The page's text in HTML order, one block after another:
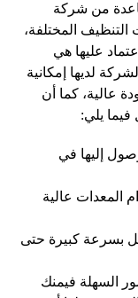
من شركة
المختلفة،
عليها هي
لديها إمكانية
عالية، كما أن
فيما يلي:
إليها في
المعدات عالية
بسرعة كبيرة حتى
السهلة فيمنك